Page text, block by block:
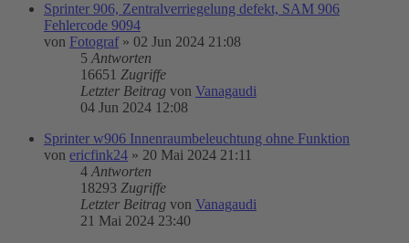
Sprinter 906, Zentralverriegelung defekt, SAM 906
Fehlercode 9094
von Fotograf » 02 Jun 2024 21:08
5 Antworten
16651 Zugriffe
Letzter Beitrag von Vanagaudi
04 Jun 2024 12:08
Sprinter w906 Innenraumbeleuchtung ohne Funktion
von ericfink24 » 20 Mai 2024 21:11
4 Antworten
18293 Zugriffe
Letzter Beitrag von Vanagaudi
21 Mai 2024 23:40